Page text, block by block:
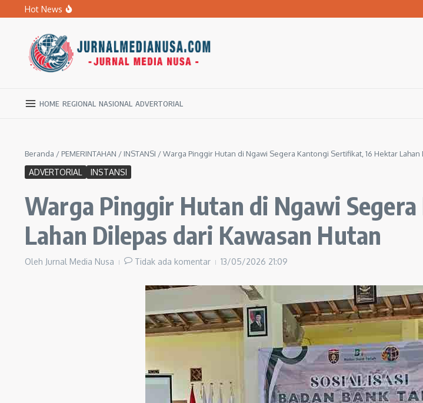
Lewati ke konten
Hot News
BPBD Ngawi Mulai Distribusikan Air Bersih untuk Ratusan Warga Terdampak Kekeringan
HOME REGIONAL NASIONAL ADVERTORIAL
Beranda / PEMERINTAHAN / INSTANSI /Warga Pinggir Hutan di Ngawi Segera Kantongi Sertifikat, 16 Hektar
ADVERTORIAL INSTANSI
Warga Pinggir Hutan di Ngawi
Lahan Dilepas dari Kawasan Hutan
Oleh Jurnal Media Nusa Tidak ada komentar 13/05/2026 21:09